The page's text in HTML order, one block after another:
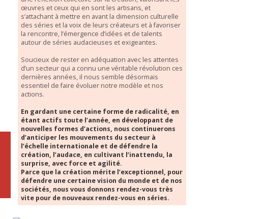
œuvres et ceux qui en sont les artisans, et
s’attachant à mettre en avant la dimension culturelle
des séries et la voix de leurs créateurs et à favoriser
la rencontre, l’émergence d’idées et de talents
autour de séries audacieuses et exigeantes.
Soucieux de rester en adéquation avec les attentes
d’un secteur qui a connu une véritable révolution ces
dernières années, il nous semble désormais
essentiel de faire évoluer notre modèle et nos
actions.
En gardant une certaine forme de radicalité, en
étant actifs toute l’année, en développant de
nouvelles formes d’actions, nous continuerons
d’anticiper les mouvements du secteur à
l’échelle internationale et de défendre la
création, l’audace, en cultivant l’inattendu, la
surprise, avec force et agilité.
Parce que la création mérite l’exceptionnel, pour
défendre une certaine vision du monde et de nos
sociétés, nous vous donnons rendez-vous très
vite pour de nouveaux rendez-vous en séries.